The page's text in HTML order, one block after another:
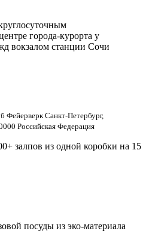
города-курорта у
вокзалом станции Сочи
Фейерверк Санкт-Петербург,
Российская Федерация
залпов из одной коробки на 15
посуды из эко-материала